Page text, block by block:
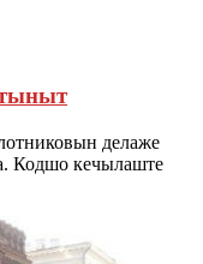
делаже
Кодшо кечылаште